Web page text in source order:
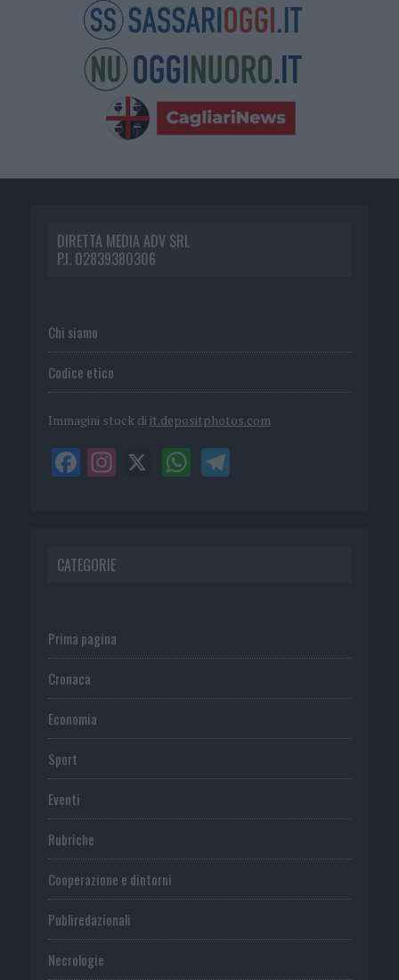
DIRETTA MEDIA ADV SRL
P.I. 02839380306
Chi siamo
Codice etico
Immagini stock di it.depositphotos.com
CATEGORIE
Prima pagina
Cronaca
Economia
Sport
Eventi
Rubriche
Cooperazione e dintorni
Publiredazionali
Necrologie